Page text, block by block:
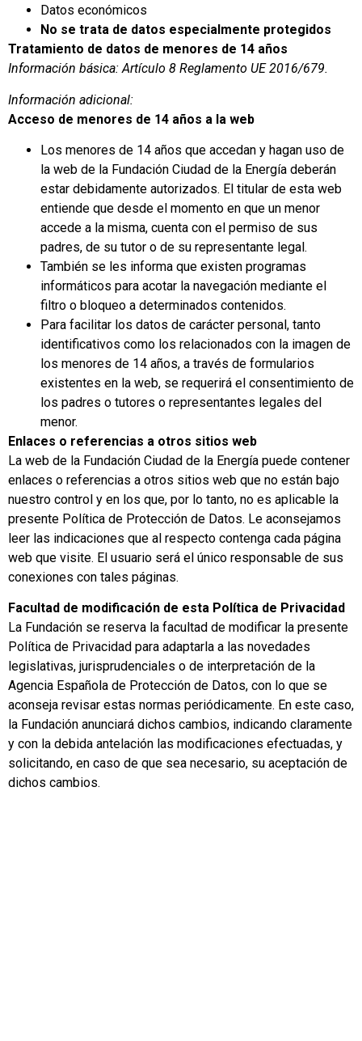
Datos económicos
No se trata de datos especialmente protegidos
Tratamiento de datos de menores de 14 años
Información básica: Artículo 8 Reglamento UE 2016/679.
Información adicional:
Acceso de menores de 14 años a la web
Los menores de 14 años que accedan y hagan uso de
la web de la Fundación Ciudad de la Energía deberán
estar debidamente autorizados. El titular de esta web
entiende que desde el momento en que un menor
accede a la misma, cuenta con el permiso de sus
padres, de su tutor o de su representante legal.
También se les informa que existen programas
informáticos para acotar la navegación mediante el
filtro o bloqueo a determinados contenidos.
Para facilitar los datos de carácter personal, tanto
identificativos como los relacionados con la imagen de
los menores de 14 años, a través de formularios
existentes en la web, se requerirá el consentimiento de
los padres o tutores o representantes legales del
menor.
Enlaces o referencias a otros sitios web
La web de la Fundación Ciudad de la Energía puede contener
enlaces o referencias a otros sitios web que no están bajo
nuestro control y en los que, por lo tanto, no es aplicable la
presente Política de Protección de Datos. Le aconsejamos
leer las indicaciones que al respecto contenga cada página
web que visite. El usuario será el único responsable de sus
conexiones con tales páginas.
Facultad de modificación de esta Política de Privacidad
La Fundación se reserva la facultad de modificar la presente
Política de Privacidad para adaptarla a las novedades
legislativas, jurisprudenciales o de interpretación de la
Agencia Española de Protección de Datos, con lo que se
aconseja revisar estas normas periódicamente. En este caso,
la Fundación anunciará dichos cambios, indicando claramente
y con la debida antelación las modificaciones efectuadas, y
solicitando, en caso de que sea necesario, su aceptación de
dichos cambios.